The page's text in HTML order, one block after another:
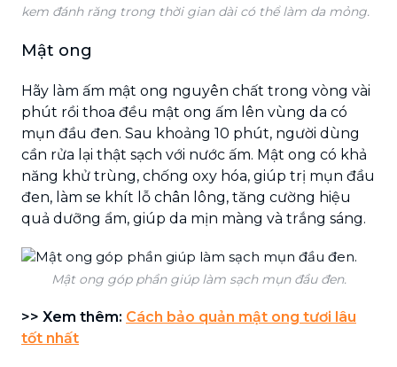
kem đánh răng trong thời gian dài có thể làm da mỏng.
Mật ong
Hãy làm ấm mật ong nguyên chất trong vòng vài
phút rồi thoa đều mật ong ấm lên vùng da có
mụn đầu đen. Sau khoảng 10 phút, người dùng
cần rửa lại thật sạch với nước ấm. Mật ong có khả
năng khử trùng, chống oxy hóa, giúp trị mụn đầu
đen, làm se khít lỗ chân lông, tăng cường hiệu
quả dưỡng ẩm, giúp da mịn màng và trắng sáng.
Mật ong góp phần giúp làm sạch mụn đầu đen.
>> Xem thêm: Cách bảo quản mật ong tươi lâu
tốt nhất